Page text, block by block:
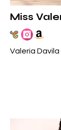
Miss
Valeria Davila